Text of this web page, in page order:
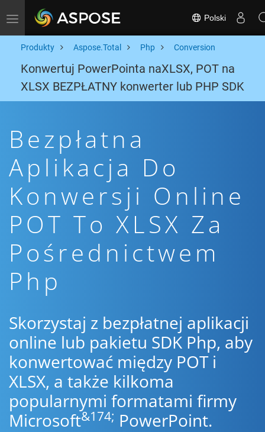
Toggle navigation Polski
Produkty Aspose.Total Php Conversion
Konwertuj PowerPointa naXLSX, POT na
XLSX BEZPŁATNY konwerter lub PHP SDK
Bezpłatna
Aplikacja Do
Konwersji Online
POT To XLSX Za
Pośrednictwem
Php
Skorzystaj z bezpłatnej aplikacji
online lub pakietu SDK Php, aby
konwertować między POT i
XLSX, a także kilkoma
popularnymi formatami firmy
Microsoft&174; PowerPoint.